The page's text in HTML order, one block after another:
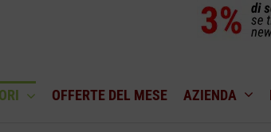
OFFERTE DEL MESE AZIENDA